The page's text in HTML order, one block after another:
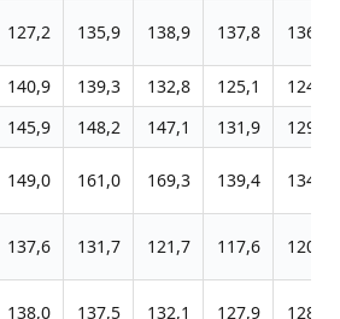
127,2 135,9 138,9 137,8 136,3
140,9 139,3 132,8 125,1
124,5
145,9 148,2 147,1 131,9
129,3
149,0 161,0 169,3 139,4 134,8
137,6 131,7 121,7 117,6 120,2
138,0 137,5 132,1 127,9 128,2